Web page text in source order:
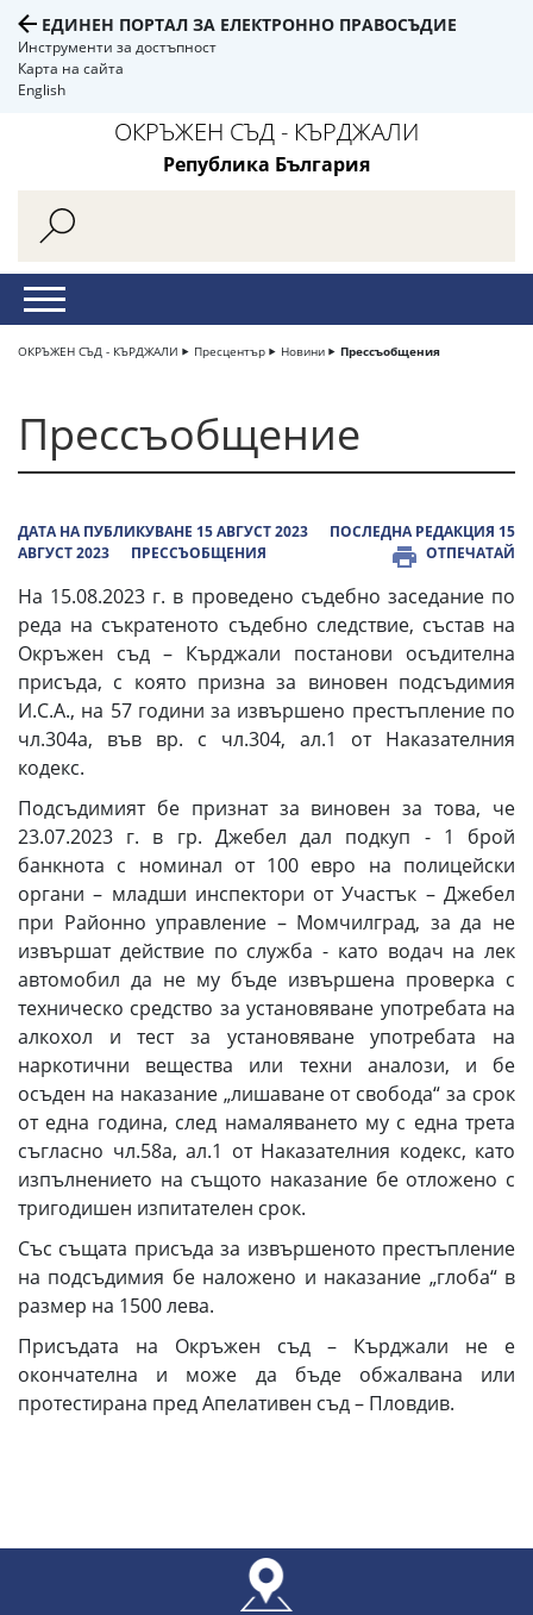
ЕДИНЕН ПОРТАЛ ЗА ЕЛЕКТРОННО ПРАВОСЪДИЕ
Инструменти за достъпност
Карта на сайта
English
ОКРЪЖЕН СЪД - КЪРДЖАЛИ
Република България
ОКРЪЖЕН СЪД - КЪРДЖАЛИ Пресцентър Новини Прессъобщения
Прессъобщение
ДАТА НА ПУБЛИКУВАНЕ 15 АВГУСТ 2023
ПОСЛЕДНА РЕДАКЦИЯ 15
АВГУСТ 2023
ПРЕССЪОБЩЕНИЯ ОТПЕЧАТАЙ
На 15.08.2023 г. в проведено съдебно заседание по
реда на съкратеното съдебно следствие, състав на
Окръжен съд – Кърджали постанови осъдителна
присъда, с която призна за виновен подсъдимия
И.С.А., на 57 години за извършено престъпление по
чл.304а, във вр. с чл.304, ал.1 от Наказателния
кодекс.
Подсъдимият бе признат за виновен за това, че
23.07.2023 г. в гр. Джебел дал подкуп - 1 брой
банкнота с номинал от 100 евро на полицейски
органи – младши инспектори от Участък – Джебел
при Районно управление – Момчилград, за да не
извършат действие по служба - като водач на лек
автомобил да не му бъде извършена проверка с
техническо средство за установяване употребата на
алкохол и тест за установяване употребата на
наркотични вещества или техни аналози, и бе
осъден на наказание „лишаване от свобода“ за срок
от една година, след намаляването му с една трета
съгласно чл.58а, ал.1 от Наказателния кодекс, като
изпълнението на същото наказание бе отложено с
тригодишен изпитателен срок.
Със същата присъда за извършеното престъпление
на подсъдимия бе наложено и наказание „глоба“ в
размер на 1500 лева.
Присъдата на Окръжен съд – Кърджали не е
окончателна и може да бъде обжалвана или
протестирана пред Апелативен съд – Пловдив.